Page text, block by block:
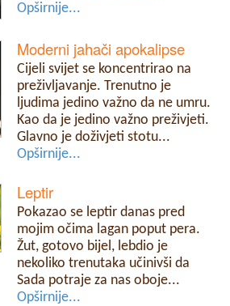
Opširnije...
Moderni jahači apokalipse
Cijeli svijet se koncentrirao na
preživljavanje. Trenutno je
ljudima jedino važno da ne umru.
Kao da je jedino važno preživjeti.
Glavno je doživjeti stotu...
Opširnije...
Leptir
Pokazao se leptir danas pred
mojim očima lagan poput pera.
Žut, gotovo bijel, lebdio je
nekoliko trenutaka učinivši da
Sada potraje za nas oboje...
Opširnije...